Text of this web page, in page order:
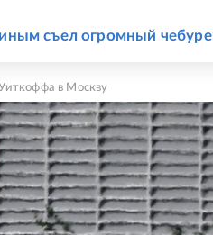
съел огромный
в Москву